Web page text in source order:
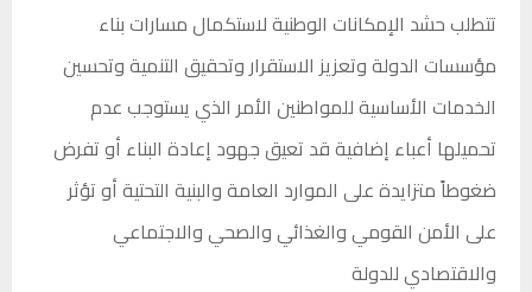
تتطلب حشد الإمكانات الوطنية لاستكمال مسارات بناء
مؤسسات الدولة وتعزيز الاستقرار وتحقيق التنمية وتحسين
الخدمات الأساسية للمواطنين الأمر الذي يستوجب عدم
تحميلها أعباء إضافية قد تعيق جهود إعادة البناء أو تفرض
ضغوطاً متزايدة على الموارد العامة والبنية التحتية أو تؤثر
على الأمن القومي والغذائي والصحي والاجتماعي
والاقتصادي للدولة